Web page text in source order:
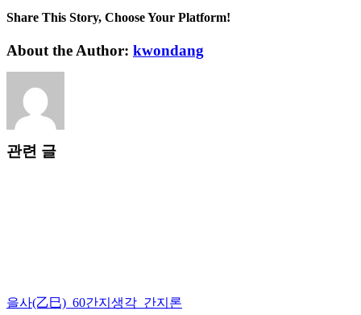
Share This Story, Choose Your Platform!
Facebook
X
Reddit
LinkedIn
WhatsApp
Tumblr
Pinterest
Vk
Xing
이
About the Author: kwondang
관련 글
을사(乙巳)_60간지생각_간지론